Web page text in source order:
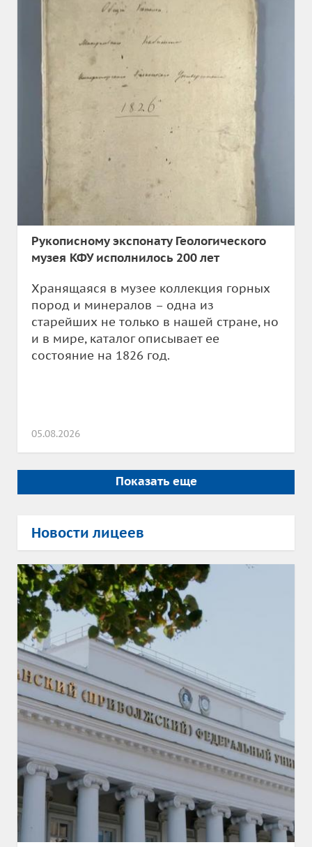
Рукописному экспонату Геологического
музея КФУ исполнилось 200 лет
Хранящаяся в музее коллекция горных
пород и минералов – одна из
старейших не только в нашей стране, но
и в мире, каталог описывает ее
состояние на 1826 год.
05.08.2026
Показать еще
Новости лицеев